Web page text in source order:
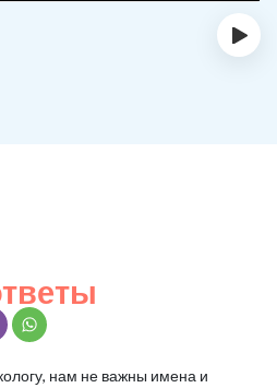
›
нам не важны имена и